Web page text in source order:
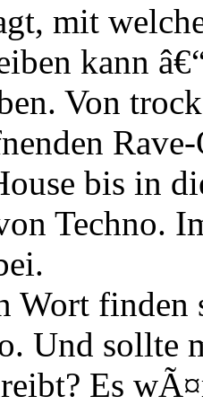
mit
kann
Von
bis in
Techno.
Wort finden
Und sollte
Es